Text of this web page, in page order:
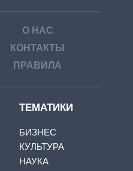
О НАС
КОНТАКТЫ
ПРАВИЛА
ТЕМАТИКИ
БИЗНЕС
КУЛЬТУРА
НАУКА